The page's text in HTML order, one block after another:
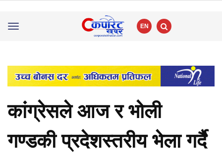
Toggle
EN
कांग्रेसले आज र भोली
गण्डकी प्रदेशस्तरीय भेला गर्दै